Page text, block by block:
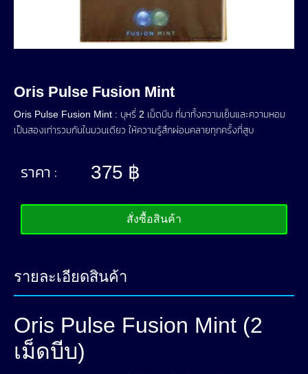
Oris Pulse Fusion Mint
Oris Pulse Fusion Mint : บุหรี่ 2 เม็ดบีบ ที่มาทั้งความเย็นและความหอม
เป็นสองเท่ารวมกันในมวนเดียว ให้ความรู้สึกผ่อนคลายทุกครั้งที่สูบ
ราคา : 375 ฿
สั่งซื้อสินค้า
รายละเอียดสินค้า
Oris Pulse Fusion Mint (2
เม็ดบีบ)